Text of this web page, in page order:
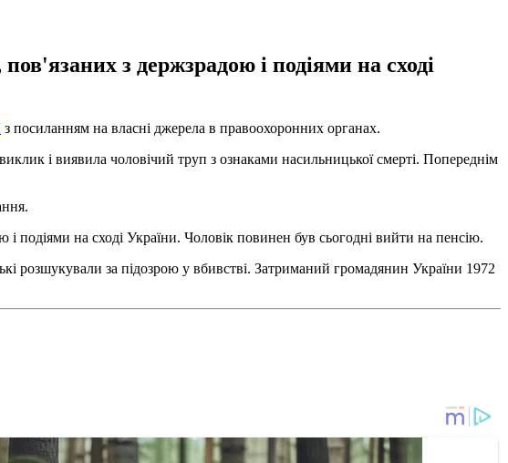
з держзрадою і подіями на сході
з посиланням на власні джерела в правоохоронних органах.
і виявила чоловічий труп з ознаками насильницької смерті. Попереднім
подіями на сході України. Чоловік повинен був сьогодні вийти на пенсію.
розшукували за підозрою у вбивстві. Затриманий громадянин України 1972